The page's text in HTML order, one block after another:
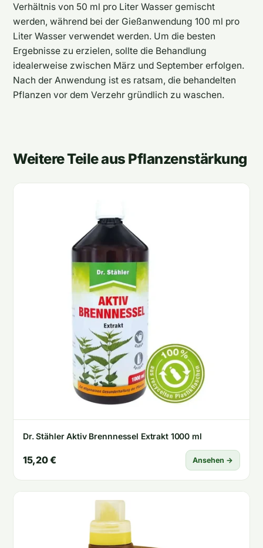
Verhältnis von 50 ml pro Liter Wasser gemischt
werden, während bei der Gießanwendung 100 ml pro
Liter Wasser verwendet werden. Um die besten
Ergebnisse zu erzielen, sollte die Behandlung
idealerweise zwischen März und September erfolgen.
Nach der Anwendung ist es ratsam, die behandelten
Pflanzen vor dem Verzehr gründlich zu waschen.
Weitere Teile aus Pflanzenstärkung
Dr. Stähler Aktiv Brennnessel Extrakt 1000 ml
15,20 € Ansehen →